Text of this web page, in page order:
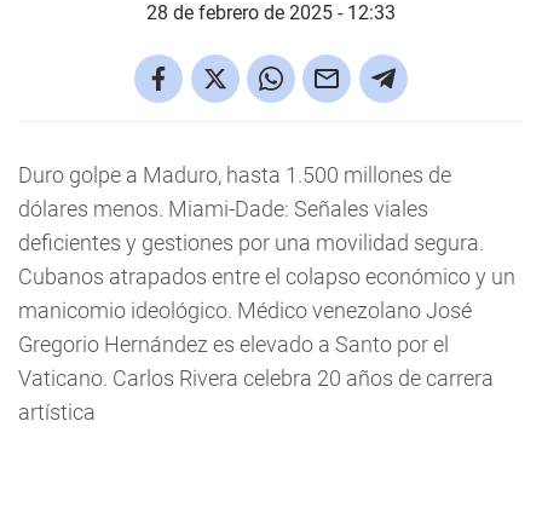
28 de febrero de 2025 - 12:33
Duro golpe a Maduro, hasta 1.500 millones de
dólares menos. Miami-Dade: Señales viales
deficientes y gestiones por una movilidad segura.
Cubanos atrapados entre el colapso económico y un
manicomio ideológico. Médico venezolano José
Gregorio Hernández es elevado a Santo por el
Vaticano. Carlos Rivera celebra 20 años de carrera
artística